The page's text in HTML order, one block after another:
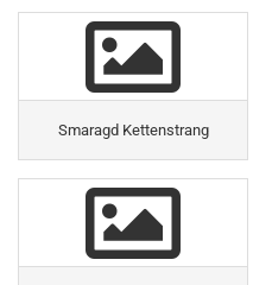
Smaragd Kettenstrang